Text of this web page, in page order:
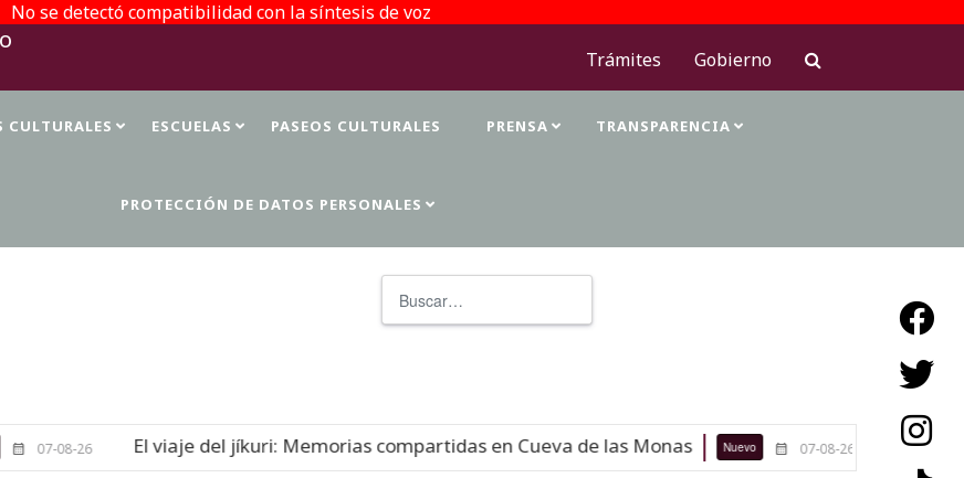
No se detectó compatibilidad con la síntesis de voz
Trámites
Gobierno
ESCUELAS PASEOS CULTURALES PRENSA TRANSPARENCIA
PROTECCIÓN DE DATOS PERSONALES
07-08-26 El viaje del jíkuri: Memorias compartidas en Cueva de las Monas Nuevo 07-08-26